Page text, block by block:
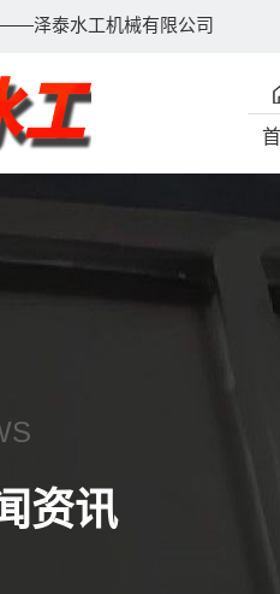
泽泰水工机械有限公司
资讯